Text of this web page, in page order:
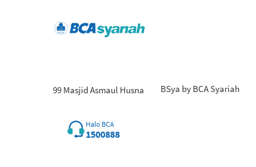
99 Masjid Asmaul Husna BSya by BCA Syariah
Halo BCA
1500888